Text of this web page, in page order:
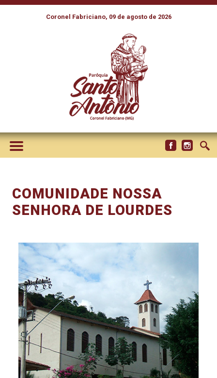
Coronel Fabriciano, 09 de agosto de 2026
COMUNIDADE NOSSA
SENHORA DE LOURDES